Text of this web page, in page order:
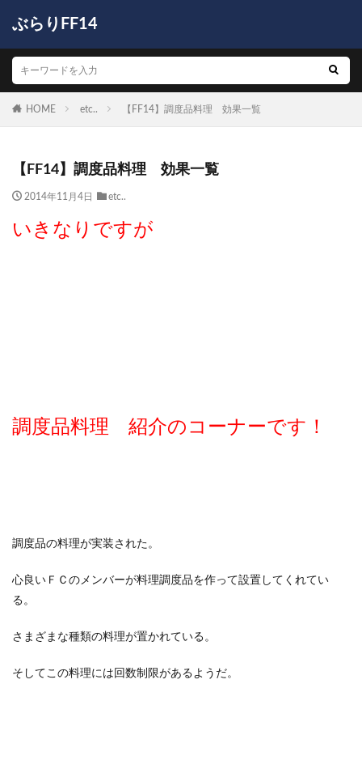
ぶらりFF14
HOME etc.. 【FF14】調度品料理 効果一覧
【FF14】調度品料理 効果一覧
2014年11月4日 etc..
いきなりですが
調度品料理 紹介のコーナーです！
調度品の料理が実装された。
心良いＦＣのメンバーが料理調度品を作って設置してくれてい
る。
さまざまな種類の料理が置かれている。
そしてこの料理には回数制限があるようだ。